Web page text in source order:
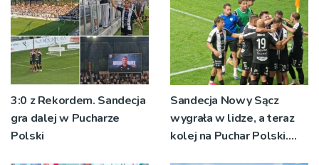
3:0 z Rekordem. Sandecja
gra dalej w Pucharze
Polski
Sandecja Nowy Sącz
wygrała w lidze, a teraz
kolej na Puchar Polski.